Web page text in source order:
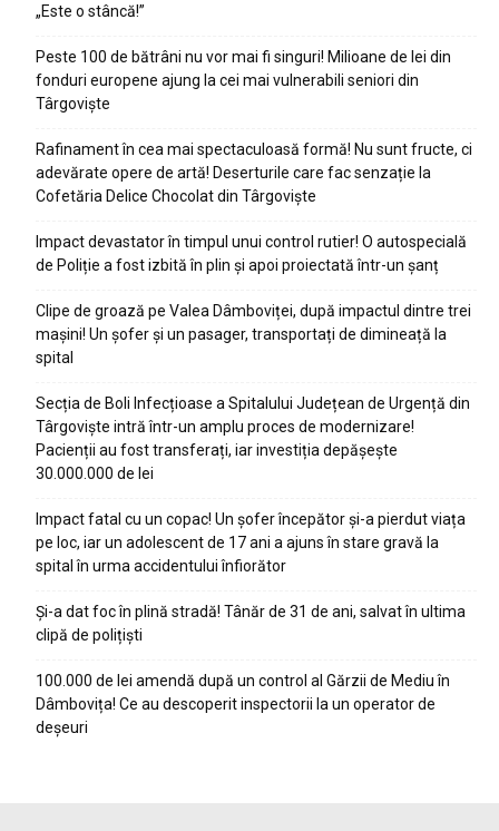
„Este o stâncă!”
Peste 100 de bătrâni nu vor mai fi singuri! Milioane de lei din
fonduri europene ajung la cei mai vulnerabili seniori din
Târgoviște
Rafinament în cea mai spectaculoasă formă! Nu sunt fructe, ci
adevărate opere de artă! Deserturile care fac senzație la
Cofetăria Delice Chocolat din Târgoviște
Impact devastator în timpul unui control rutier! O autospecială
de Poliție a fost izbită în plin și apoi proiectată într-un șanț
Clipe de groază pe Valea Dâmboviței, după impactul dintre trei
mașini! Un șofer și un pasager, transportați de dimineață la
spital
Secția de Boli Infecțioase a Spitalului Județean de Urgență din
Târgoviște intră într-un amplu proces de modernizare!
Pacienții au fost transferați, iar investiția depășește
30.000.000 de lei
Impact fatal cu un copac! Un șofer începător și-a pierdut viața
pe loc, iar un adolescent de 17 ani a ajuns în stare gravă la
spital în urma accidentului înfiorător
Și-a dat foc în plină stradă! Tânăr de 31 de ani, salvat în ultima
clipă de polițiști
100.000 de lei amendă după un control al Gărzii de Mediu în
Dâmbovița! Ce au descoperit inspectorii la un operator de
deșeuri